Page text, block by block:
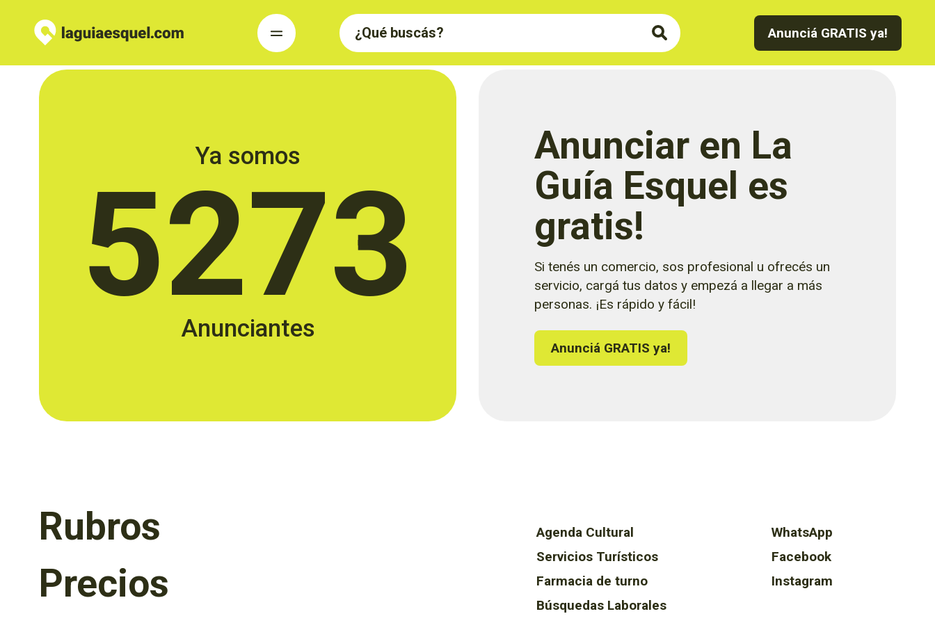
Anunciá GRATIS ya!
Ya somos
5273
Anunciantes
Anunciar en La
Guía Esquel es
gratis!
Si tenés un comercio, sos profesional u ofrecés un
servicio, cargá tus datos y empezá a llegar a más
personas. ¡Es rápido y fácil!
Anunciá GRATIS ya!
Rubros
Precios
Agenda Cultural
Servicios Turísticos
Farmacia de turno
Búsquedas Laborales
WhatsApp
Facebook
Instagram